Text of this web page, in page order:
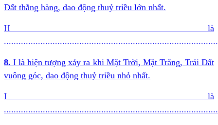
Đất thẳng hàng, dao động thuỷ triều lớn nhất.
H là
8. I là hiện tượng xảy ra khi Mặt Trời, Mặt Trăng, Trái Đất
vuông góc, dao động thuỷ triều nhỏ nhất.
I là